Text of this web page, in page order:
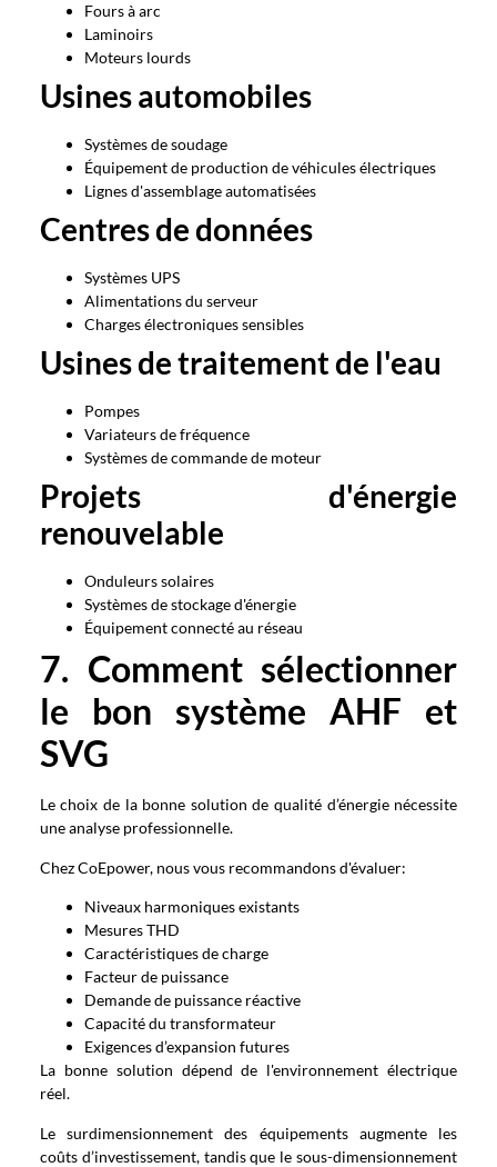
Fours à arc
Laminoirs
Moteurs lourds
Usines automobiles
Systèmes de soudage
Équipement de production de véhicules électriques
Lignes d'assemblage automatisées
Centres de données
Systèmes UPS
Alimentations du serveur
Charges électroniques sensibles
Usines de traitement de l'eau
Pompes
Variateurs de fréquence
Systèmes de commande de moteur
Projets d'énergie
renouvelable
Onduleurs solaires
Systèmes de stockage d'énergie
Équipement connecté au réseau
7. Comment sélectionner
le bon système AHF et
SVG
Le choix de la bonne solution de qualité d’énergie nécessite
une analyse professionnelle.
Chez CoEpower, nous vous recommandons d'évaluer:
Niveaux harmoniques existants
Mesures THD
Caractéristiques de charge
Facteur de puissance
Demande de puissance réactive
Capacité du transformateur
Exigences d’expansion futures
La bonne solution dépend de l'environnement électrique
réel.
Le surdimensionnement des équipements augmente les
coûts d’investissement, tandis que le sous-dimensionnement